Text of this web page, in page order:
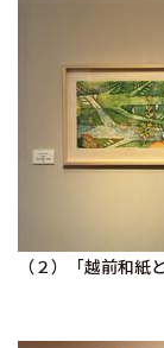
（２）「越前和